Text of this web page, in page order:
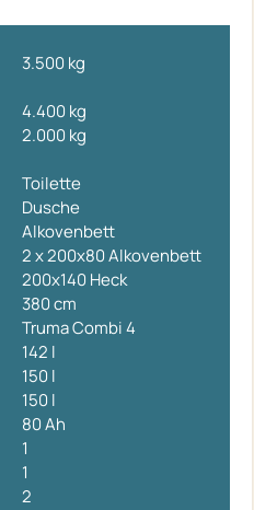
3.500 kg
4.400 kg
2.000 kg
Toilette
Dusche
Alkovenbett
2 x 200x80 Alkovenbett
200x140 Heck
380 cm
Truma Combi 4
142 l
150 l
150 l
80 Ah
1
1
2